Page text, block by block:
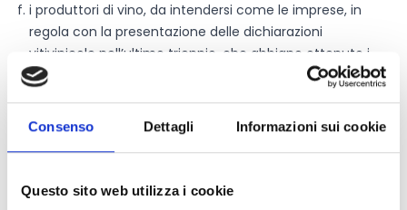
Consenso Dettagli Informazioni sui cookie
Questo sito web utilizza i cookie
i produttori di vino, da intendersi come le imprese, in
regola con la presentazione delle dichiarazioni
vitivinicole nell’ultimo triennio, che abbiano ottenuto i
prodotti da promuovere dalla trasformazione dei
commercializzano vino di propria produzione o di
imprese ad esse associate o controllate;
aventi personalità giuridica di diritto pubblico (ente